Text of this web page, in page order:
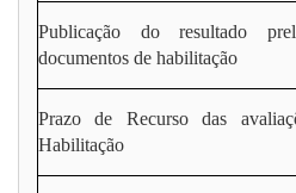
Publicação do resultado
documentos de habilitação
Prazo de Recurso das
Habilitação